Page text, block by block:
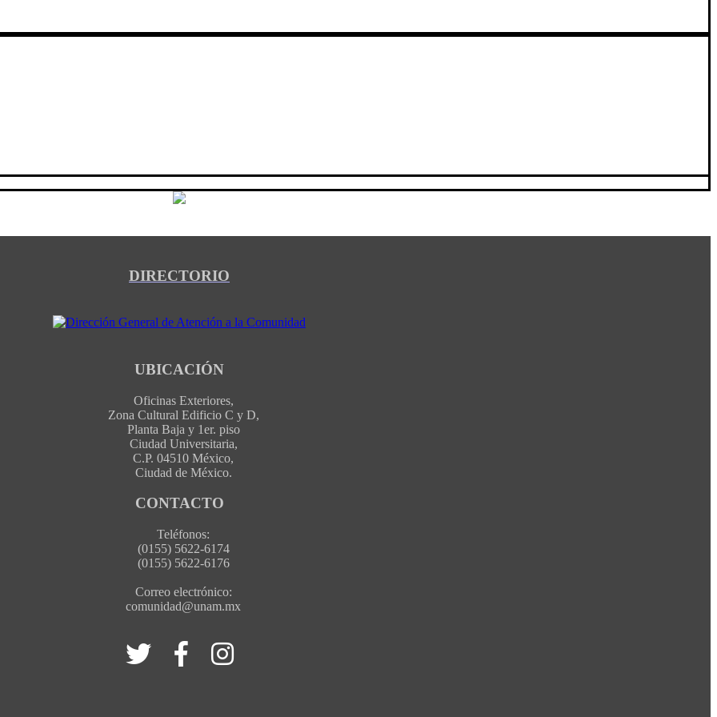
DIRECTORIO
UBICACIÓN
Oficinas Exteriores,
Zona Cultural Edificio C y D,
Planta Baja y 1er. piso
Ciudad Universitaria,
C.P. 04510 México,
Ciudad de México.
CONTACTO
Teléfonos:
(0155) 5622-6174
(0155) 5622-6176
Correo electrónico:
comunidad@unam.mx